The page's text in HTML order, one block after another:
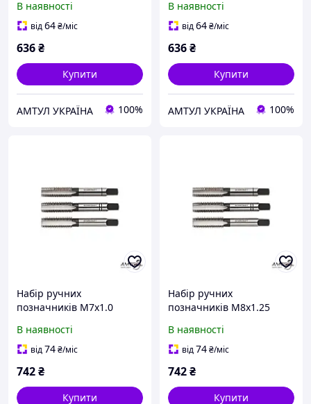
В наявності
від64₴/міс
636₴
Купити
АМТУЛ УКРАЇНА 100%
В наявності
від64₴/міс
636₴
Купити
АМТУЛ УКРАЇНА 100%
Набір ручних
позначників M7х1.0
В наявності
від74₴/міс
742₴
Купити
Набір ручних
позначників M8х1.25
В наявності
від74₴/міс
742₴
Купити